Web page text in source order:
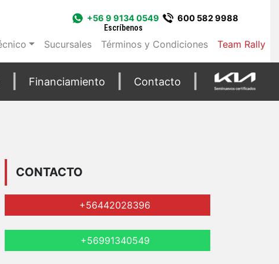
+56 9 9134 0549
Escríbenos
600 582 9988
Sucursales Términos y Condiciones Team Rally
Financiamiento Contacto
CONTACTO
+56442028396
+56991340549